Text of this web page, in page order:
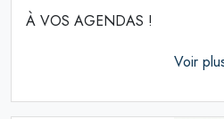
À VOS AGENDAS !
Voir